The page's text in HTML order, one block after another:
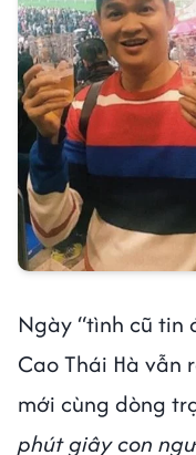
Ngày “tình cũ tin
Cao Thái Hà vẫn
mới cùng dòng
phút giây con